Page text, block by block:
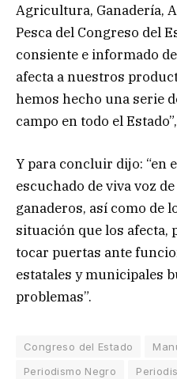
Agricultura, Ganadería,
Pesca del Congreso del
consiente e informado
afecta a nuestros
hemos hecho una serie
campo en todo el
Y para concluir dijo: “en
escuchado de viva voz
ganaderos, así como de
situación que los afecta,
tocar puertas ante
estatales y municipales
problemas”.
Congreso del Estado
Periodismo Negro